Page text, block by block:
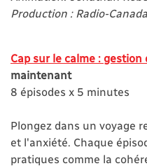
Production : Radio-Canada
Cap sur le calme :
maintenant
8 épisodes x 5 minutes
Plongez dans un voyage
et l'anxiété. Chaque
pratiques comme la